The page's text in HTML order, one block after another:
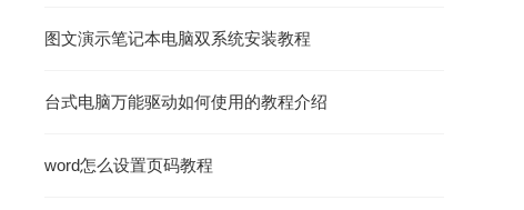
图文演示笔记本电脑双系统安装教程
台式电脑万能驱动如何使用的教程介绍
word怎么设置页码教程